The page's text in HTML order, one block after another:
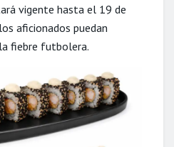
vigente hasta el 19 de
aficionados puedan
fiebre futbolera.